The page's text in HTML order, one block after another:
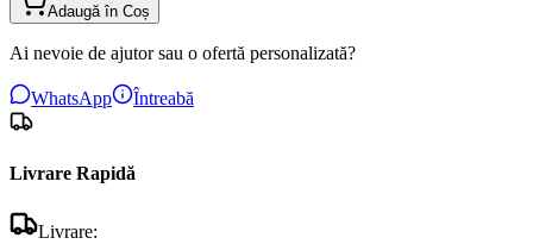
Adaugă în Coș
Ai nevoie de ajutor sau o ofertă personalizată?
WhatsApp Întreabă
Livrare Rapidă
Livrare: